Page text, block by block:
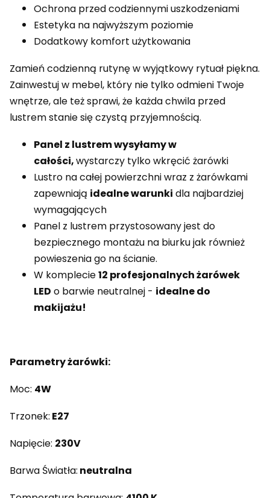
Ochrona przed codziennymi uszkodzeniami
Estetyka na najwyższym poziomie
Dodatkowy komfort użytkowania
Zamień codzienną rutynę w wyjątkowy rytuał piękna.
Zainwestuj w mebel, który nie tylko odmieni Twoje
wnętrze, ale też sprawi, że każda chwila przed
lustrem stanie się czystą przyjemnością.
Panel z lustrem wysyłamy w
całości,wystarczy tylko wkręcić żarówki
Lustro na całej powierzchni wraz z żarówkami
zapewniają idealne warunki dla najbardziej
wymagających
Panel z lustrem przystosowany jest do
bezpiecznego montażu na biurku jak również
powieszenia go na ścianie.
W komplecie12 profesjonalnych żarówek
LED o barwie neutralnej - idealne do
makijażu!
Parametry żarówki:
Moc: 4W
Trzonek: E27
Napięcie: 230V
Barwa Światła: neutralna